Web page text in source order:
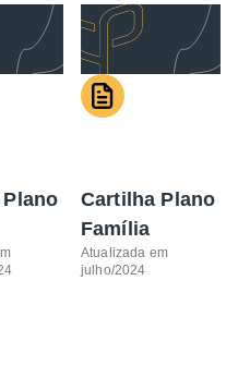
Cartilha Plano
Família
Atualizada em
julho/2024